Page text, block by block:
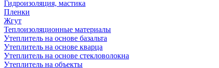
Гидроизоляция, мастика
Пленки
Жгут
Теплоизоляционные материалы
Утеплитель на основе базальта
Утеплитель на основе кварца
Утеплитель на основе стекловолокна
Утеплитель на объекты